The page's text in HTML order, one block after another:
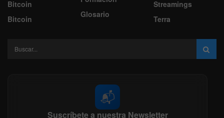
Bitcoin
Bitcoin
Glosario
Streamings
Terra
📬
Suscríbete a nuestra Newsletter